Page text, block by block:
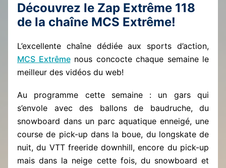
Découvrez le Zap Extrême 118
de la chaîne MCS Extrême!
L’excellente chaîne dédiée aux sports d’action,
MCS Extrêmenous concocte chaque semaine le
meilleur des vidéos du web!
Au programme cette semaine : un gars qui
s’envole avec des ballons de baudruche, du
snowboard dans un parc aquatique enneigé, une
course de pick-up dans la boue, du longskate de
nuit, du VTT freeride downhill, encore du pick-up
mais dans la neige cette fois, du snowboard et